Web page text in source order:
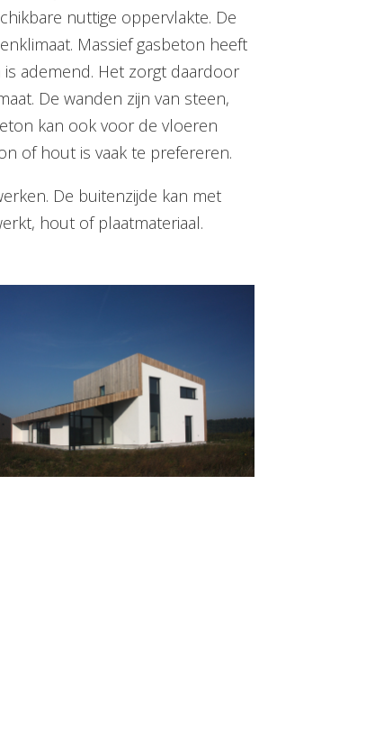
nuttige oppervlakte. De
Massief gasbeton heeft
ademend. Het zorgt daardoor
De wanden zijn van steen,
kan ook voor de vloeren
of hout is vaak te prefereren.
De buitenzijde kan met
hout of plaatmateriaal.